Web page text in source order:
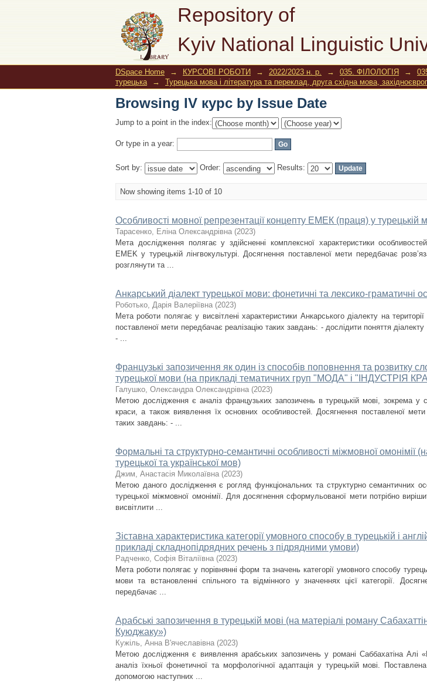
Repository of
Kyiv National Linguistic
Browsing IV курс by Issue Date
DSpace Home → КУРСОВІ РОБОТИ → 2022/2023 н. р. → 035. ФІЛОЛОГІЯ →
турецька
→ Турецька мова і література та переклад, друга східна мова,
Browsing IV курс by Issue Date
Jump to a point in the index:
Or type in a year:
Sort by: Order: Results:
Now showing items 1-10 of 10
Особливості мовної репрезентації концепту ЕМЕК (праця) у турецькій
Тарасенко, Еліна Олександрівна (2023)
Мета дослідження полягає у здійсненні комплексної характеристики особливостей
EMEK у турецькій лінгвокультурі. Досягнення поставленої мети передбачає
розглянути та ...
Анкарський діалект турецької мови: фонетичні та лексико-граматичні
Роботько, Дарія Валеріївна (2023)
Мета роботи полягає у висвітлені характеристики Анкарського діалекту на
поставленої мети передбачає реалізацію таких завдань: - дослідити поняття діалекту
- ...
Французькі запозичення як один із способів поповнення та розвитку
турецької мови (на прикладі тематичних груп "МОДА" і "ІНДУСТРІЯ
Галушко, Олександра Олександрівна (2023)
Метою дослідження є аналіз французьких запозичень в турецькій мові, зокрема у
краси, а також виявлення їх основних особливостей. Досягнення поставленої
таких завдань: - ...
Формальні та структурно-семантичні особливості міжмовної омонімії
турецької та української мов)
Джим, Анастасія Миколаївна (2023)
Метою даного дослідження є рогляд функціональних та структурно семантичних
турецької міжмовної омонімії. Для досягнення сформульованої мети потрібно
висвітлити ...
Зіставна характеристика категорії умовного способу в турецькій і
прикладі складнопідрядних речень з підрядними умови)
Радченко, Софія Віталіївна (2023)
Мета роботи полягає у порівнянні форм та значень категорії умовного способу
мови та встановленні спільного та відмінного у значеннях цієї категорії.
передбачає ...
Арабські запозичення в турецькій мові (на матеріалі роману
Куюджаку»)
Кужіль, Анна В'ячеславівна (2023)
Метою дослідження є виявлення арабських запозичень у романі Саббахатіна
аналіз їхньої фонетичної та морфологічної адаптація у турецькій мові.
допомогою наступних ...